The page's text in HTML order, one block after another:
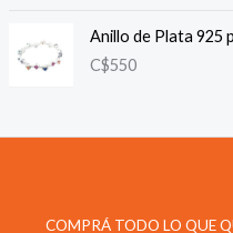
Anillo de Plata 925
C$550
COMPRÁ TODO LO QUE